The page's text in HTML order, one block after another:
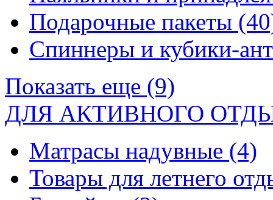
Подарочные пакеты
Спиннеры и кубики-
Показать еще (9)
ДЛЯ АКТИВНОГО
Матрасы надувные (4)
Товары для летнего